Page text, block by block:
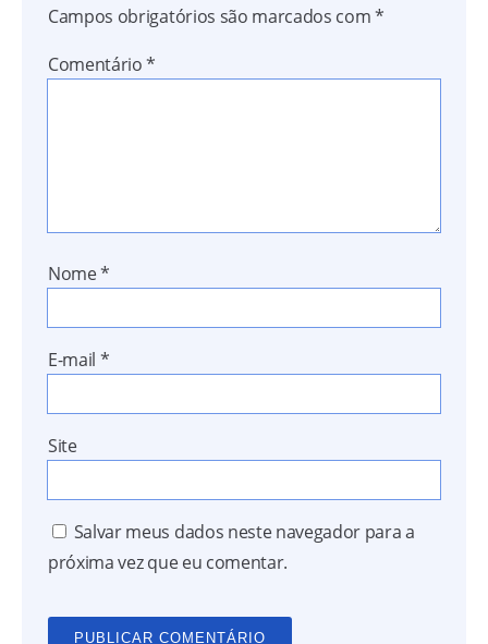
Campos obrigatórios são marcados com*
Comentário*
Nome*
E-mail *
Site
Salvar meus dados neste navegador para a
próxima vez que eu comentar.